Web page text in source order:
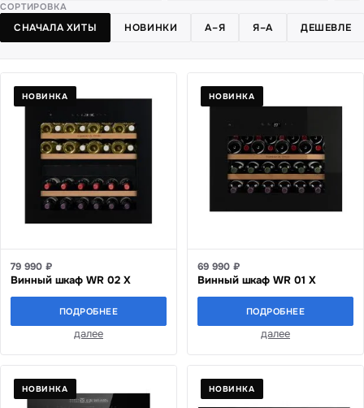
СОРТИРОВКА
СНАЧАЛА ХИТЫ НОВИНКИ А–Я Я–А ДЕШЕВЛЕ
НОВИНКА
79 990 ₽
Винный шкаф WR 02 X
ПОДРОБНЕЕ
далее
НОВИНКА
69 990 ₽
Винный шкаф WR 01 X
ПОДРОБНЕЕ
далее
НОВИНКА НОВИНКА